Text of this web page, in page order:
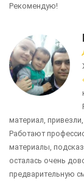
Рекомендую!
материал, привезли,
Работают
материалы,
осталась очень
предварительную